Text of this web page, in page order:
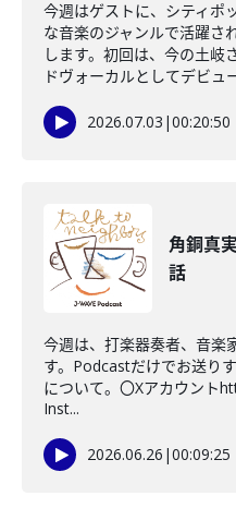
今週はゲストに、シティポ
な音楽のジャンルで活躍さ
します。初回は、今の土岐
ドヴォーカルとしてデビュ
2026.07.03 |00:20:50
角銅真
話
今週は、打楽器奏者、音楽
す。Podcastだけでお送り
について。〇Xアカウン
Inst...
2026.06.26 |00:09:25